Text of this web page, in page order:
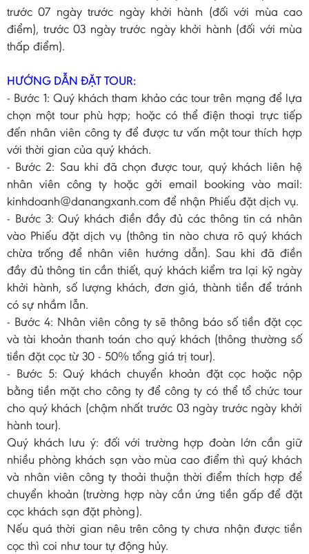
trước 07 ngày trước ngày khởi hành (đối với mùa cao
điểm), trước 03 ngày trước ngày khởi hành (đối với mùa
thấp điểm).
HƯỚNG DẪN ĐẶT TOUR:
- Bước 1: Quý khách tham khảo các tour trên mạng để lựa
chọn một tour phù hợp; hoặc có thể điện thoại trực tiếp
đến nhân viên công ty để được tư vấn một tour thích hợp
với thời gian của quý khách.
- Bước 2: Sau khi đã chọn được tour, quý khách liên hệ
nhân viên công ty hoặc gởi email booking vào mail:
kinhdoanh@danangxanh.com để nhận Phiếu đặt dịch vụ.
- Bước 3: Quý khách điền đầy đủ các thông tin cá nhân
vào Phiếu đặt dịch vụ (thông tin nào chưa rõ quý khách
chừa trống để nhân viên hướng dẫn). Sau khi đã điền
đầy đủ thông tin cần thiết, quý khách kiểm tra lại kỹ ngày
khởi hành, số lượng khách, đơn giá, thành tiền để tránh
có sự nhầm lẫn.
- Bước 4: Nhân viên công ty sẽ thông báo số tiền đặt cọc
và tài khoản thanh toán cho quý khách (thông thường số
tiền đặt cọc từ 30 - 50% tổng giá trị tour).
- Bước 5: Quý khách chuyển khoản đặt cọc hoặc nộp
bằng tiền mặt cho công ty để công ty có thể tổ chức tour
cho quý khách (chậm nhất trước 03 ngày trước ngày khởi
hành tour).
Quý khách lưu ý: đối với trường hợp đoàn lớn cần giữ
nhiều phòng khách sạn vào mùa cao điểm thì quý khách
và nhân viên công ty thoải thuận thời điểm thích hợp để
chuyển khoản (trường hợp này cần ứng tiền gấp để đặt
cọc khách sạn đặt phòng).
Nếu quá thời gian nêu trên công ty chưa nhận được tiền
cọc thì coi như tour tự động hủy.